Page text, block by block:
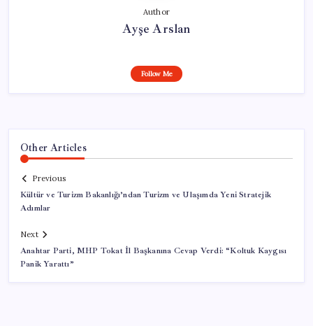
Author
Ayşe Arslan
Follow Me
Other Articles
Previous
Kültür ve Turizm Bakanlığı’ndan Turizm ve Ulaşımda Yeni Stratejik
Adımlar
Next
Anahtar Parti, MHP Tokat İl Başkanına Cevap Verdi: “Koltuk Kaygısı
Panik Yarattı”